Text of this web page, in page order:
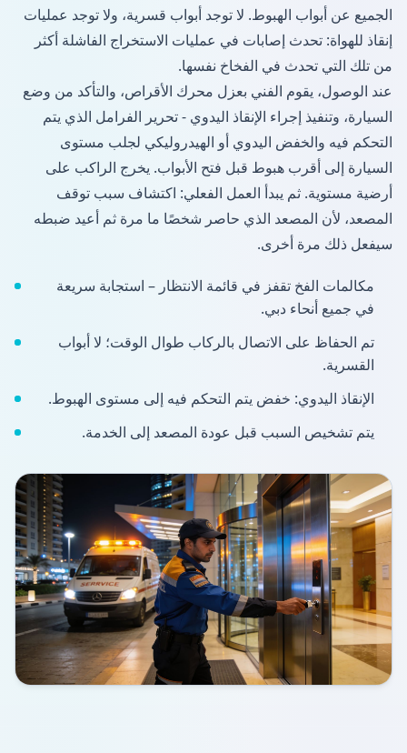
الجميع عن أبواب الهبوط. لا توجد أبواب قسرية، ولا توجد عمليات
إنقاذ للهواة: تحدث إصابات في عمليات الاستخراج الفاشلة أكثر
من تلك التي تحدث في الفخاخ نفسها.
عند الوصول، يقوم الفني بعزل محرك الأقراص، والتأكد من وضع
السيارة، وتنفيذ إجراء الإنقاذ اليدوي - تحرير الفرامل الذي يتم
التحكم فيه والخفض اليدوي أو الهيدروليكي لجلب مستوى
السيارة إلى أقرب هبوط قبل فتح الأبواب. يخرج الراكب على
أرضية مستوية. ثم يبدأ العمل الفعلي: اكتشاف سبب توقف
المصعد، لأن المصعد الذي حاصر شخصًا ما مرة ثم أعيد ضبطه
سيفعل ذلك مرة أخرى.
مكالمات الفخ تقفز في قائمة الانتظار – استجابة سريعة
في جميع أنحاء دبي.
تم الحفاظ على الاتصال بالركاب طوال الوقت؛ لا أبواب
القسرية.
الإنقاذ اليدوي: خفض يتم التحكم فيه إلى مستوى الهبوط.
يتم تشخيص السبب قبل عودة المصعد إلى الخدمة.